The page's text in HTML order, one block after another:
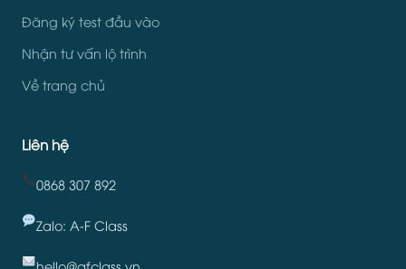
Đăng ký test đầu vào
Nhận tư vấn lộ trình
Về trang chủ
Liên hệ
0868 307 892
Zalo: A-F Class